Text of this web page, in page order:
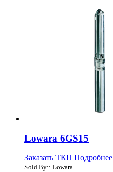
Lowara 6GS15
Заказать ТКП Подробнее
Sold By:: Lowara